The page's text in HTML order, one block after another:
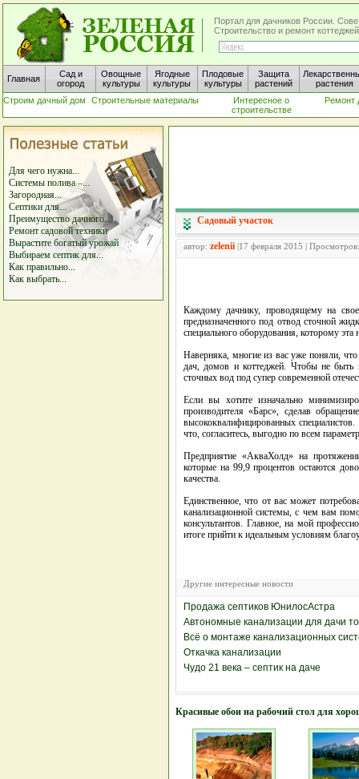
Портал для дачников России.
Строительство и ремонт
Главная
Сад и
огород
Овощные
культуры
Ягодные
культуры
Плодовые
культуры
Защита
растений
растения
Строим дачный дом
Строительные материалы
Интересное о
строительстве
Ремонт
Для чего нужна...
Системы полива –...
Загородная...
Септики для...
Преимущество дачного...
Ремонт садовой техники
Вырастите богатый урожай
Выбираем септик для...
Как правильно...
Как выбрать...
Садовый участок
автор: zelenii |17 февраля 2015 |
Каждому дачнику, проводящему на
предназначенного под отвод сточной
специального оборудования, которому
Наверняка, многие из вас уже поняли,
дач, домов и коттеджей. Чтобы не быть
сточных вод под супер современной
Если вы хотите изначально
производителя «Барс», сделав
высококвалифицированных
что, согласитесь, выгодно по всем
Предприятие «АкваХолд» на
которые на 99,9 процентов остаются
качества.
Единственное, что от вас может
канализационной системы, с чем вам
консультантов. Главное, на мой
итоге прийти к идеальным условиям
Другие интересные новости
Продажа септиков ЮнилосАстра
Автономные канализации для дачи
Всё о монтаже канализационных
Откачка канализации
Чудо 21 века – септик на даче
Красивые обои на рабочий стол для